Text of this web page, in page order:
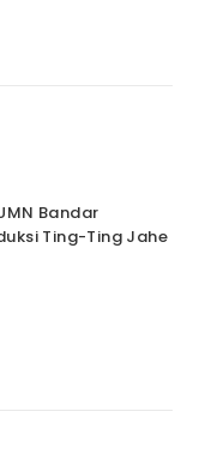
Bandar
Ting-Ting Jahe